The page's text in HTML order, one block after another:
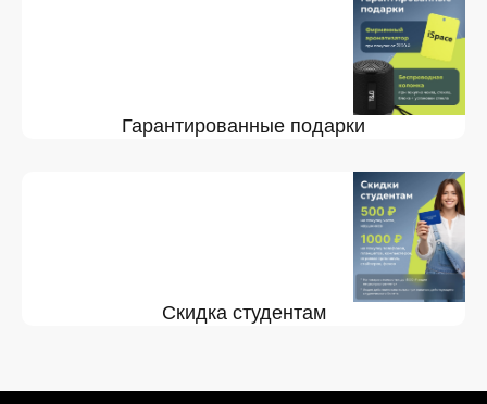
Гарантированные подарки
Скидка студентам